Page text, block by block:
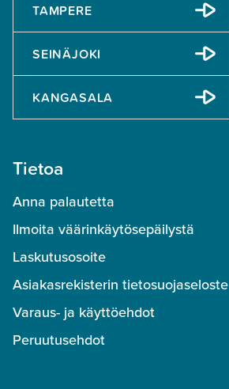
TAMPERE
SEINÄJOKI
KANGASALA
Tietoa
Anna palautetta
Ilmoita väärinkäytösepäilystä
Laskutusosoite
Asiakasrekisterin tietosuojaseloste
Varaus- ja käyttöehdot
Peruutusehdot